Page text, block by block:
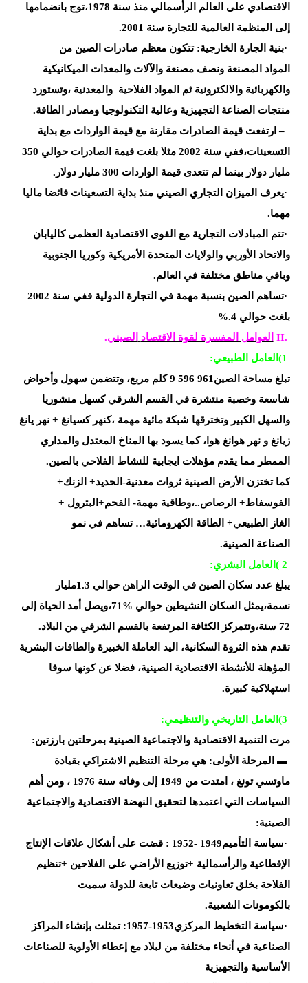
الاقتصادي على العالم الرأسمالي منذ سنة 1978،توج
بانضمامها
إلى المنظمة العالمية للتجارة سنة 2001
.
·بنية الجارة الخارجية: تتكون معظم صادرات الصين من
المواد
المصنعة ونصف مصنعة والآلات والمعدات الميكانيكية
والكهربائية والالكترونية ثم
المواد الفلاحية والمعدنية ،وتستورد
منتجات الصناعة
التجهيزية وعالية التكنولوجيا ومصادر الطاقة.
– ارتفعت قيمة الصادرات مقارنة مع قيمة الواردات مع بداية
التسعينات،ففي سنة 2002 مثلا بلغت قيمة الصادرات حوالي 350
مليار دولار بينما لم تتعدى قيمة الواردات 300 مليار دولار .
·يعرف الميزان التجاري الصيني منذ بداية
التسعينات فائضا ماليا
مهما.
·تتم المبادلات التجارية مع
القوى الاقتصادية العظمى كاليابان
والاتحاد الأوربي والولايات المتحدة الأمريكية وكوريا الجنوبية
وباقي مناطق مختلفة في
العالم.
·تساهم
الصين بنسبة مهمة في التجارة الدولية ففي سنة 2002
بلغت حوالي 4 %.
II. العوامل المفسرة لقوة الاقتصاد الصيني.
(1 العامل الطبيعي:
تبلغ مساحة
الصين 9 596 961كلم مربع، وتتضمن سهول وأحواض
شاسعة وخصبة منتشرة في القسم الشرقي كسهل منشوريا
والسهل الكبير وتخترقها شبكة مائية مهمة ،كنهر كسيانغ + نهر يانغ
زيانغ و نهر هوانغ هوا، كما يسود بها المناخ المعتدل والمداري
الممطر مما يقدم مؤهلات ايجابية للنشاط الفلاحي بالصين.
كما تختزن الأرض الصينية ثروات معدنية-الحديد+ الزنك+
الفوسفاط+ الرصاص..،وطاقية مهمة- الفحم+البترول +
الغاز
الطبيعي+ الطاقة الكهرومائية… تساهم في نمو
الصناعة
الصينية.
( 2 العامل البشري:
يبلغ
عدد سكان الصين في الوقت الراهن حوالي 1.3مليار
نسمة،يمثل السكان النشيطين حوالي 71%،ويصل أمد
الحياة إلى
72 سنة،وتتمركز الكثافة المرتفعة بالقسم الشرقي من
البلاد.
تقدم هذه الثروة السكانية، اليد العاملة الخبيرة والطاقات البشرية
المؤهلة للأنشطة الاقتصادية الصينية، فضلا عن كونها سوقا
استهلاكية كبيرة.
(3 العامل التاريخي والتنظيمي:
مرت
التنمية الاقتصادية والاجتماعية الصينية بمرحلتين بارزتين:
▬ المرحلة الأولى: هي مرحلة التنظيم الاشتراكي بقيادة
ماوتسي تونغ ، امتدت من 1949 إلى وفاته سنة 1976 ،
ومن أهم
السياسات التي اعتمدها لتحقيق النهضة الاقتصادية والاجتماعية
الصينية:
·سياسة التأميم1949 -1952 : قضت على
أشكال علاقات الإنتاج
الإقطاعية والرأسمالية +توزيع الأراضي على الفلاحين +تنظيم
الفلاحة بخلق تعاونيات وضيعات تابعة للدولة سميت
بالكومونات
الشعبية.
·سياسة التخطيط
المركزي1953-1957: تمثلت بإنشاء المراكز
الصناعية في أنحاء مختلفة من لبلاد مع إعطاء الأولوية للصناعات
الأساسية والتجهيزية